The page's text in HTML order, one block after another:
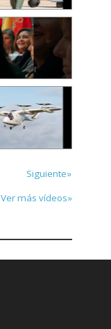
Siguiente»
Ver más vídeos»